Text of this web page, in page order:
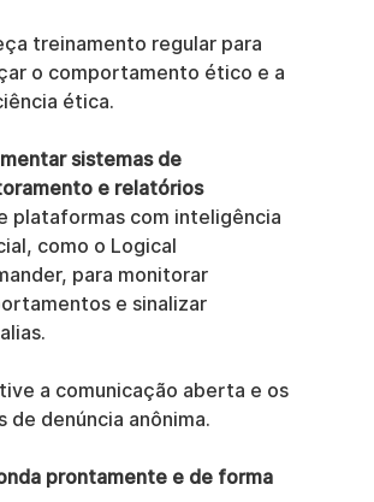
treinamento regular para
o comportamento ético e a
ética.
sistemas de
e relatórios
plataformas com inteligência
como o Logical
para monitorar
e sinalizar
a comunicação aberta e os
de denúncia anônima.
prontamente e de forma